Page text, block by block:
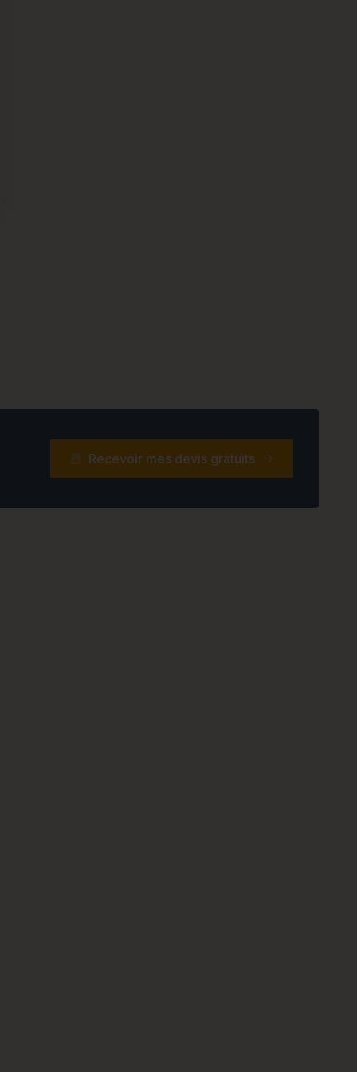
Recevoir mes devis gratuits